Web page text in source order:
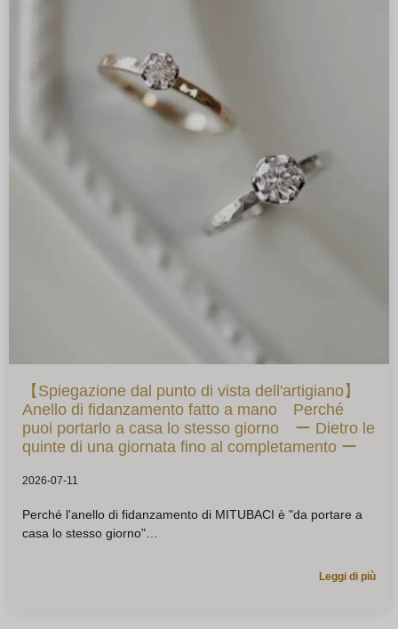
【Spiegazione dal punto di vista dell'artigiano】
Anello di fidanzamento fatto a mano Perché
puoi portarlo a casa lo stesso giorno ー Dietro le
quinte di una giornata fino al completamento ー
2026-07-11
Perché l'anello di fidanzamento di MITUBACI è "da portare a
casa lo stesso giorno"
Leggi di più